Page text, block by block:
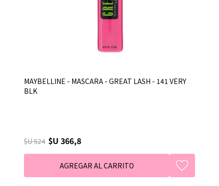
MAYBELLINE - MASCARA - GREAT LASH - 141 VERY
BLK
$U 524 $U 366,8